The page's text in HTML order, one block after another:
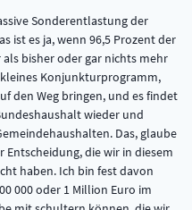
Sonderentlastung der
ist es ja, wenn 96,5 Prozent der
bisher oder gar nichts mehr
Konjunkturprogramm,
den Weg bringen, und es findet
wieder und
Das, glaube
Entscheidung, die wir in diesem
haben. Ich bin fest davon
000 oder 1 Million Euro im